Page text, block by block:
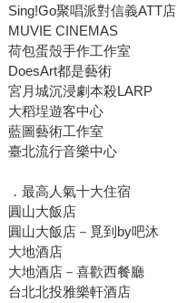
Sing!Go聚唱派對信義ATT店
MUVIE CINEMAS
荷包蛋殼手作工作室
DoesArt都是藝術
宮月城沉浸劇本殺LARP
大稻埕遊客中心
藍圖藝術工作室
臺北流行音樂中心
．最高人氣十大住宿
圓山大飯店
圓山大飯店－覓到by吧沐
大地酒店
大地酒店－喜歡西餐廳
台北北投雅樂軒酒店